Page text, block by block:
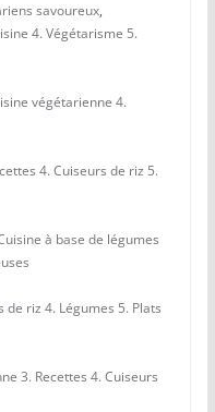
savoureux,
4. Végétarisme 5.
végétarienne 4.
4. Cuiseurs de riz 5.
à base de légumes
riz 4. Légumes 5. Plats
3. Recettes 4. Cuiseurs